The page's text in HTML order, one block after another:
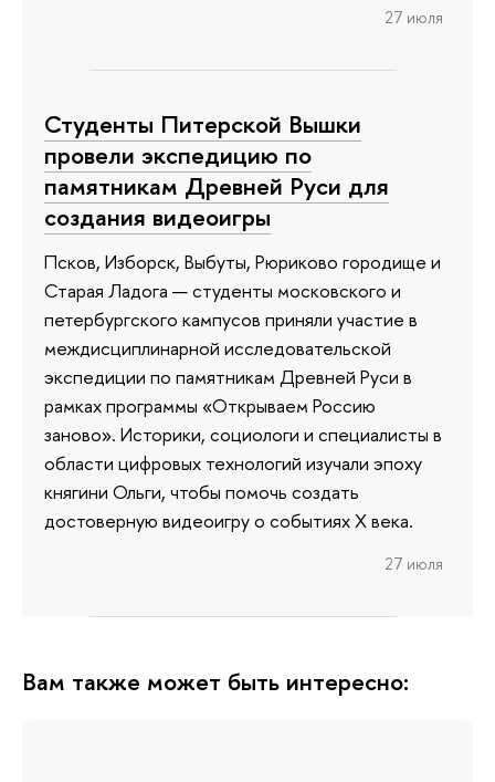
27 июля
Студенты Питерской Вышки
провели экспедицию по
памятникам Древней Руси для
создания видеоигры
Псков, Изборск, Выбуты, Рюриково городище и
Старая Ладога — студенты московского и
петербургского кампусов приняли участие в
междисциплинарной исследовательской
экспедиции по памятникам Древней Руси в
рамках программы «Открываем Россию
заново». Историки, социологи и специалисты в
области цифровых технологий изучали эпоху
княгини Ольги, чтобы помочь создать
достоверную видеоигру о событиях X века.
27 июля
Вам также может быть интересно: